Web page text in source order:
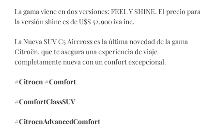
La gama viene en dos versiones: FEEL Y SHINE. El precio para
la versión shine es de U$S 52.900 iva inc.
La Nueva SUV C5 Aircross es la última novedad de la gama
Citroën, que te asegura una experiencia de viaje
completamente nueva con un confort excepcional.
#Citroen #Comfort
#ComfortClassSUV
#CitroenAdvancedComfort